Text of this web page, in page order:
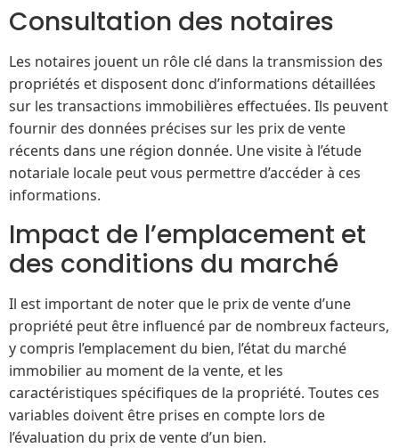
Consultation des notaires
Les notaires jouent un rôle clé dans la transmission des
propriétés et disposent donc d’informations détaillées
sur les transactions immobilières effectuées. Ils peuvent
fournir des données précises sur les prix de vente
récents dans une région donnée. Une visite à l’étude
notariale locale peut vous permettre d’accéder à ces
informations.
Impact de l’emplacement et
des conditions du marché
Il est important de noter que le prix de vente d’une
propriété peut être influencé par de nombreux facteurs,
y compris l’emplacement du bien, l’état du marché
immobilier au moment de la vente, et les
caractéristiques spécifiques de la propriété. Toutes ces
variables doivent être prises en compte lors de
l’évaluation du prix de vente d’un bien.